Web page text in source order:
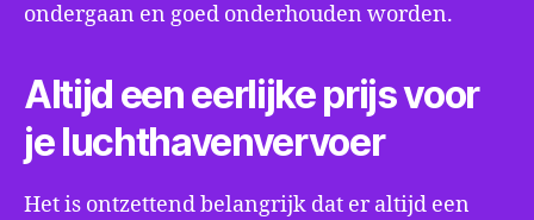
ondergaan en goed onderhouden worden.
Altijd een eerlijke prijs voor
je luchthavenvervoer
Het is ontzettend belangrijk dat er altijd een